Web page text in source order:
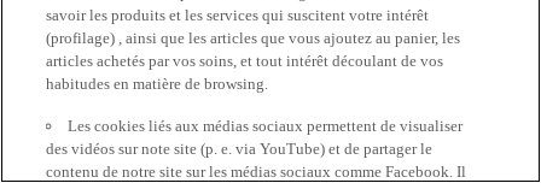
savoir les produits et les services qui suscitent votre intérêt
(profilage) , ainsi que les articles que vous ajoutez au panier, les
articles achetés par vos soins, et tout intérêt découlant de vos
habitudes en matière de browsing.
Les cookies liés aux médias sociaux permettent de visualiser
des vidéos sur note site (p. e. via YouTube) et de partager le
contenu de notre site sur les médias sociaux comme Facebook. Il